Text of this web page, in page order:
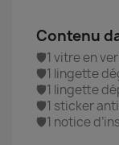
Contenu
🛡️1 vitre en
🛡️1 lingette
🛡️1 lingette
🛡️1 sticker
🛡️1 notice